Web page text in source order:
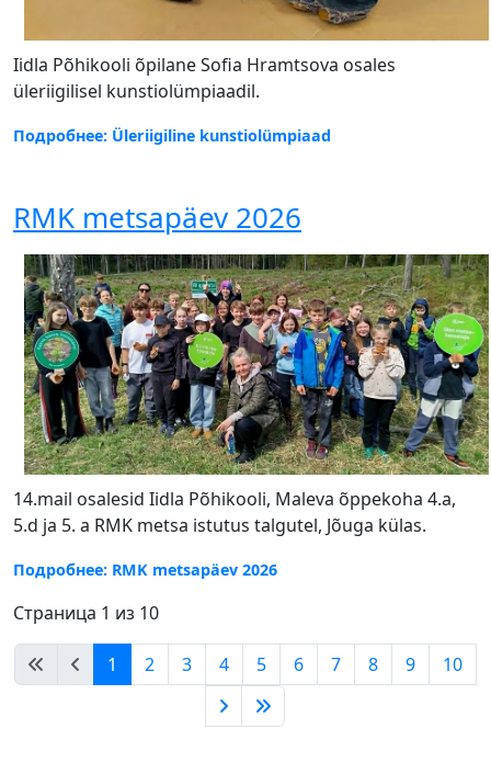
Iidla Põhikooli õpilane Sofia Hramtsova osales
üleriigilisel kunstiolümpiaadil.
Подробнее: Üleriigiline kunstiolümpiaad
RMK metsapäev 2026
14.mail osalesid Iidla Põhikooli, Maleva õppekoha 4.a,
5.d ja 5. a RMK metsa istutus talgutel, Jõuga külas.
Подробнее: RMK metsapäev 2026
Страница 1 из 10
1 2 3 4 5 6 7 8 9 10